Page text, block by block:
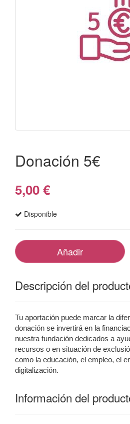
Donación 5€
5,00 €
Disponible
Añadir
Descripción del
Tu aportación puede marcar la
donación se invertirá en la
nuestra fundación dedicados a
recursos o en situación de
como la educación, el empleo, el
digitalización.
Información del